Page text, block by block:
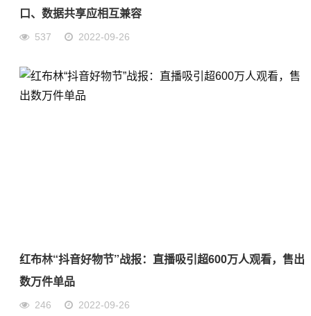
口、数据共享应相互兼容
537 2022-09-26
红布林“抖音好物节”战报：直播吸引超600万人观看，售出
数万件单品
246 2022-09-26